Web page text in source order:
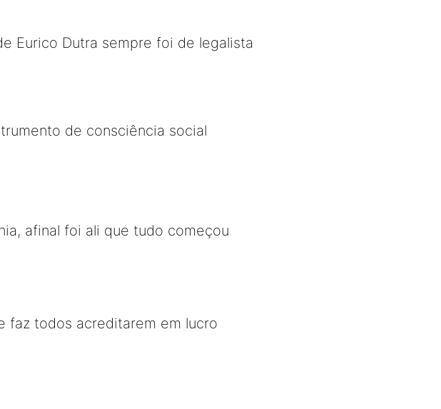
Eurico Dutra sempre foi de legalista
de consciência social
afinal foi ali que tudo começou
faz todos acreditarem em lucro